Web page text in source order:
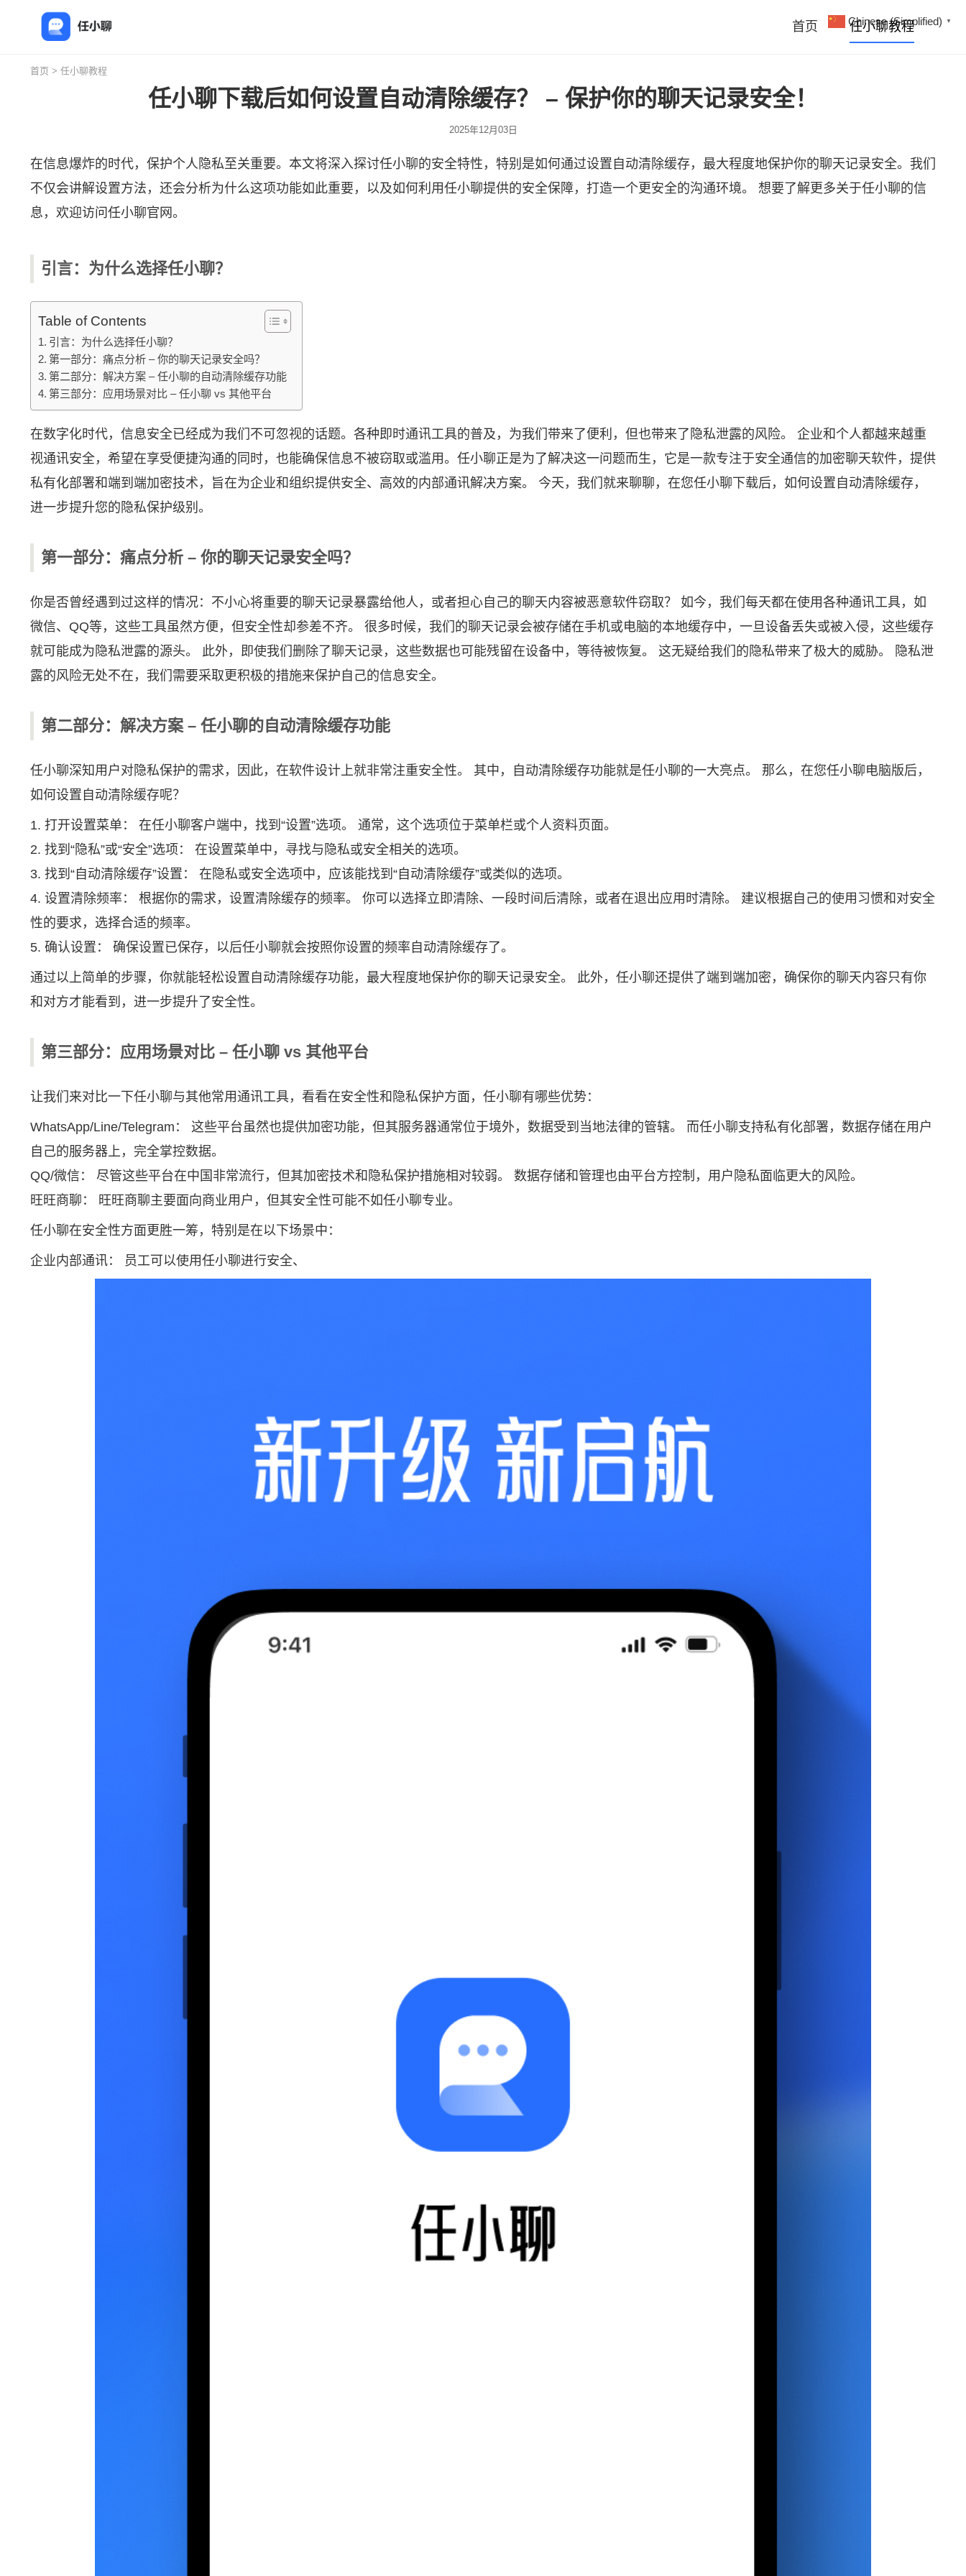
首页 任小聊教程
首页 > 任小聊教程
任小聊下载后如何设置自动清除缓存？ – 保护你的聊天记录安全！
2025年12月03日
在信息爆炸的时代，保护个人隐私至关重要。本文将深入探讨任小聊的安全特性，特别是如何通过设置自动清除缓存，最大程度地保护你的聊天记录安全。我们
不仅会讲解设置方法，还会分析为什么这项功能如此重要，以及如何利用任小聊提供的安全保障，打造一个更安全的沟通环境。 想要了解更多关于任小聊的信
息，欢迎访问 任小聊官网。
引言：为什么选择任小聊？
Table of Contents
引言：为什么选择任小聊？
第一部分：痛点分析 – 你的聊天记录安全吗？
第二部分：解决方案 – 任小聊的自动清除缓存功能
第三部分：应用场景对比 – 任小聊 vs 其他平台
在数字化时代，信息安全已经成为我们不可忽视的话题。各种即时通讯工具的普及，为我们带来了便利，但也带来了隐私泄露的风险。 企业和个人都越来越重
视通讯安全，希望在享受便捷沟通的同时，也能确保信息不被窃取或滥用。任小聊正是为了解决这一问题而生，它是一款专注于安全通信的加密聊天软件，提供
私有化部署和端到端加密技术，旨在为企业和组织提供安全、高效的内部通讯解决方案。 今天，我们就来聊聊，在您任小聊下载后，如何设置自动清除缓存，
进一步提升您的隐私保护级别。
第一部分：痛点分析 – 你的聊天记录安全吗？
你是否曾经遇到过这样的情况：不小心将重要的聊天记录暴露给他人，或者担心自己的聊天内容被恶意软件窃取？ 如今，我们每天都在使用各种通讯工具，如
微信、QQ等，这些工具虽然方便，但安全性却参差不齐。 很多时候，我们的聊天记录会被存储在手机或电脑的本地缓存中，一旦设备丢失或被入侵，这些缓存
就可能成为隐私泄露的源头。 此外，即使我们删除了聊天记录，这些数据也可能残留在设备中，等待被恢复。 这无疑给我们的隐私带来了极大的威胁。 隐私泄
露的风险无处不在，我们需要采取更积极的措施来保护自己的信息安全。
第二部分：解决方案 – 任小聊的自动清除缓存功能
任小聊深知用户对隐私保护的需求，因此，在软件设计上就非常注重安全性。 其中，自动清除缓存功能就是任小聊的一大亮点。 那么，在您任小聊电脑版后，
如何设置自动清除缓存呢？
1. 打开设置菜单： 在任小聊客户端中，找到“设置”选项。 通常，这个选项位于菜单栏或个人资料页面。
2. 找到“隐私”或“安全”选项： 在设置菜单中，寻找与隐私或安全相关的选项。
3. 找到“自动清除缓存”设置： 在隐私或安全选项中，应该能找到“自动清除缓存”或类似的选项。
4. 设置清除频率： 根据你的需求，设置清除缓存的频率。 你可以选择立即清除、一段时间后清除，或者在退出应用时清除。 建议根据自己的使用习惯和对安全
性的要求，选择合适的频率。
5. 确认设置： 确保设置已保存，以后任小聊就会按照你设置的频率自动清除缓存了。
通过以上简单的步骤，你就能轻松设置自动清除缓存功能，最大程度地保护你的聊天记录安全。 此外，任小聊还提供了端到端加密，确保你的聊天内容只有你
和对方才能看到，进一步提升了安全性。
第三部分：应用场景对比 – 任小聊 vs 其他平台
让我们来对比一下任小聊与其他常用通讯工具，看看在安全性和隐私保护方面，任小聊有哪些优势：
WhatsApp/Line/Telegram： 这些平台虽然也提供加密功能，但其服务器通常位于境外，数据受到当地法律的管辖。 而任小聊支持私有化部署，数据存储在用户
自己的服务器上，完全掌控数据。
QQ/微信： 尽管这些平台在中国非常流行，但其加密技术和隐私保护措施相对较弱。 数据存储和管理也由平台方控制，用户隐私面临更大的风险。
旺旺商聊： 旺旺商聊主要面向商业用户，但其安全性可能不如任小聊专业。
任小聊在安全性方面更胜一筹，特别是在以下场景中：
企业内部通讯： 员工可以使用任小聊进行安全、
Chinese (Simplified) ▼